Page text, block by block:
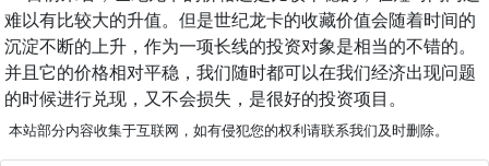
难以有比较大的升值。但是世纪龙卡的收藏价值会随着时间的
沉淀不断的上升，作为一项长线的投资对象是相当的不错的。
并且它的价格相对平稳，我们随时都可以在我们经济出现问题
的时候进行兑现，又不会损失，是很好的投资项目。
本站部分内容收集于互联网，如有侵犯您的权利请联系我们及时删除。